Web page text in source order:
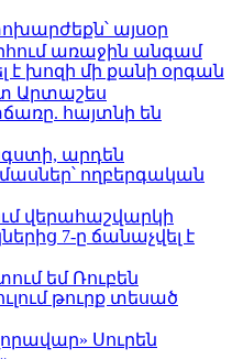
այսօր
առաջին անգամ
խոզի մի քանի օրգան
Արտաշես
հայտնի են
արդեն
ողբերգական
վերահաշվարկի
7-ը ճանաչվել է
եմ Ռուբեն
թուրք տեսած
Սուրեն